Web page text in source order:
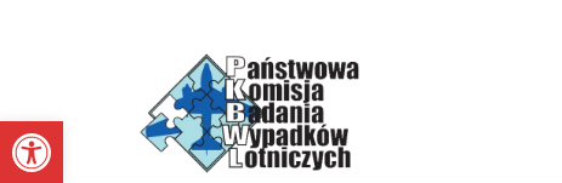
Otwórz pasek narzędzi